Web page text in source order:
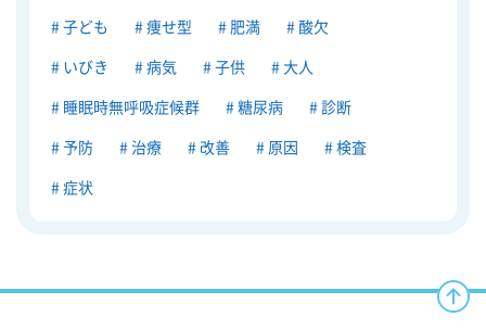
子ども 痩せ型 肥満 酸欠
いびき 病気 子供 大人
睡眠時無呼吸症候群 糖尿病 診断
予防 治療 改善 原因 検査
症状